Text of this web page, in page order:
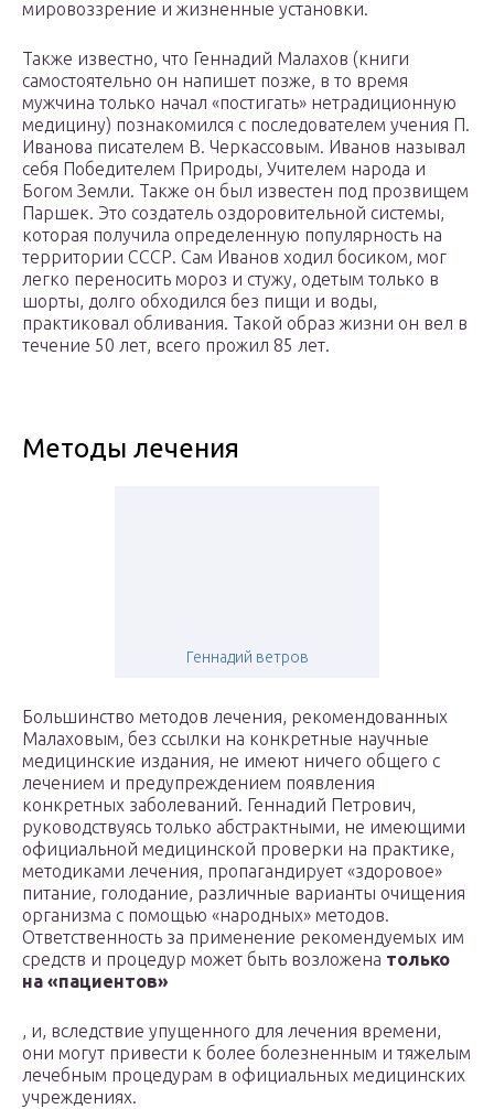
мировоззрение и жизненные установки.
Также известно, что Геннадий Малахов (книги
самостоятельно он напишет позже, в то время
мужчина только начал «постигать» нетрадиционную
медицину) познакомился с последователем учения П.
Иванова писателем В. Черкассовым. Иванов называл
себя Победителем Природы, Учителем народа и
Богом Земли. Также он был известен под прозвищем
Паршек. Это создатель оздоровительной системы,
которая получила определенную популярность на
территории СССР. Сам Иванов ходил босиком, мог
легко переносить мороз и стужу, одетым только в
шорты, долго обходился без пищи и воды,
практиковал обливания. Такой образ жизни он вел в
течение 50 лет, всего прожил 85 лет.
Методы лечения
Геннадий ветров
Большинство методов лечения, рекомендованных
Малаховым, без ссылки на конкретные научные
медицинские издания, не имеют ничего общего с
лечением и предупреждением появления
конкретных заболеваний. Геннадий Петрович,
руководствуясь только абстрактными, не имеющими
официальной медицинской проверки на практике,
методиками лечения, пропагандирует «здоровое»
питание, голодание, различные варианты очищения
организма с помощью «народных» методов.
Ответственность за применение рекомендуемых им
средств и процедур может быть возложена только
на «пациентов»
, и, вследствие упущенного для лечения времени,
они могут привести к более болезненным и тяжелым
лечебным процедурам в официальных медицинских
учреждениях.